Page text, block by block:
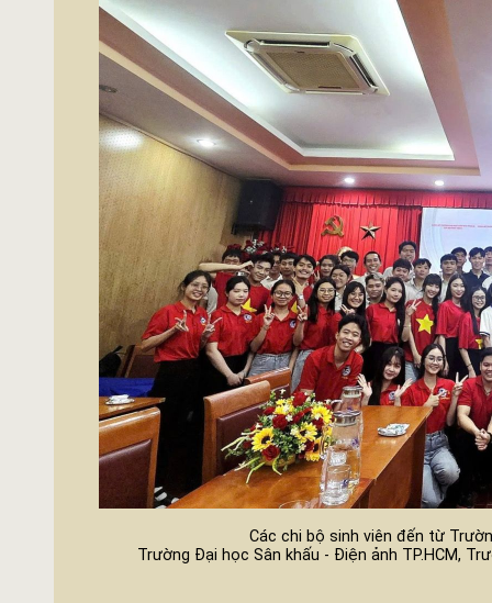
Các chi bộ sinh viên đến từ
Trường Đại học Sân khấu - Điện ảnh TP.HCM,